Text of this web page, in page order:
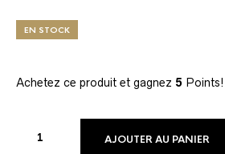
EN STOCK
Achetez ce produit et gagnez 5 Points!
AJOUTER AU PANIER